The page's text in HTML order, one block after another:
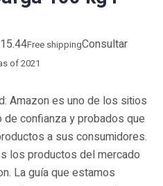
Free shippingConsultar
of 2021
Amazon es uno de los sitios
confianza y probados que
a sus consumidores.
los productos del mercado
La guía que estamos